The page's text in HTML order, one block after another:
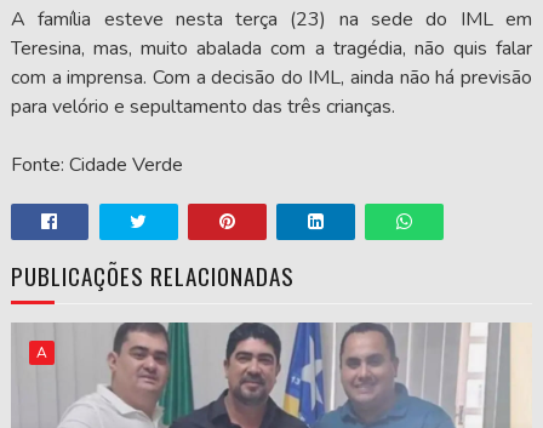
A família esteve nesta terça (23) na sede do IML em
Teresina, mas, muito abalada com a tragédia, não quis falar
com a imprensa. Com a decisão do IML, ainda não há previsão
para velório e sepultamento das três crianças.
Fonte: Cidade Verde
PUBLICAÇÕES RELACIONADAS
A